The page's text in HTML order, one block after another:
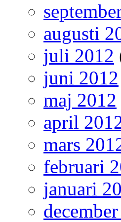
augusti
juli 2012
juni 2012
maj 2012
april
mars
februari
januari